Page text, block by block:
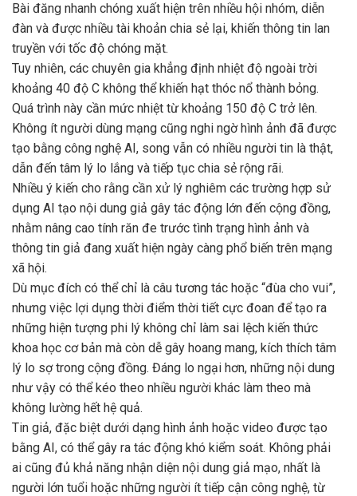
Bài đăng nhanh chóng xuất hiện trên nhiều hội nhóm, diễn
đàn và được nhiều tài khoản chia sẻ lại, khiến thông tin lan
truyền với tốc độ chóng mặt.
Tuy nhiên, các chuyên gia khẳng định nhiệt độ ngoài trời
khoảng 40 độ C không thể khiến hạt thóc nổ thành bỏng.
Quá trình này cần mức nhiệt từ khoảng 150 độ C trở lên.
Không ít người dùng mạng cũng nghi ngờ hình ảnh đã được
tạo bằng công nghệ AI, song vẫn có nhiều người tin là thật,
dẫn đến tâm lý lo lắng và tiếp tục chia sẻ rộng rãi.
Nhiều ý kiến cho rằng cần xử lý nghiêm các trường hợp sử
dụng AI tạo nội dung giả gây tác động lớn đến cộng đồng,
nhằm nâng cao tính răn đe trước tình trạng hình ảnh và
thông tin giả đang xuất hiện ngày càng phổ biến trên mạng
xã hội.
Dù mục đích có thể chỉ là câu tương tác hoặc “đùa cho vui”,
nhưng việc lợi dụng thời điểm thời tiết cực đoan để tạo ra
những hiện tượng phi lý không chỉ làm sai lệch kiến thức
khoa học cơ bản mà còn dễ gây hoang mang, kích thích tâm
lý lo sợ trong cộng đồng. Đáng lo ngại hơn, những nội dung
như vậy có thể kéo theo nhiều người khác làm theo mà
không lường hết hệ quả.
Tin giả, đặc biệt dưới dạng hình ảnh hoặc video được tạo
bằng AI, có thể gây ra tác động khó kiểm soát. Không phải
ai cũng đủ khả năng nhận diện nội dung giả mạo, nhất là
người lớn tuổi hoặc những người ít tiếp cận công nghệ, từ